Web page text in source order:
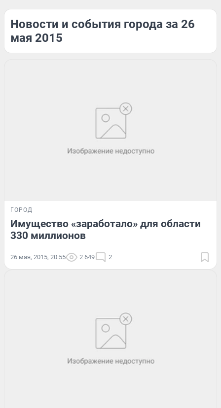
Новости и события города за 26
мая 2015
ГОРОД
Имущество «заработало» для области
330 миллионов
26 мая, 2015, 20:55 2 649 2